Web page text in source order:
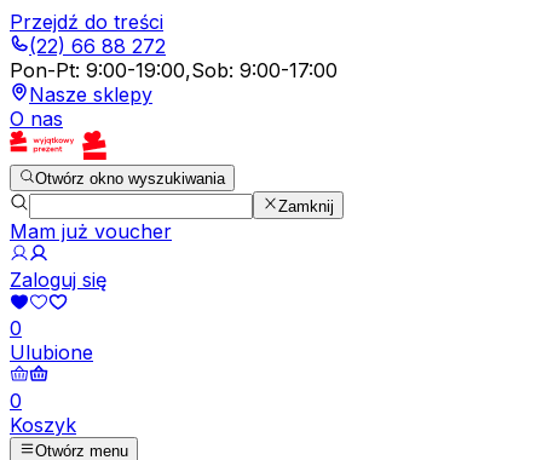
Przejdź do treści
(22) 66 88 272
Pon-Pt: 9:00-19:00,Sob: 9:00-17:00
Nasze sklepy
O nas
Otwórz okno wyszukiwania
Zamknij
Mam już voucher
Zaloguj się
0
Ulubione
0
Koszyk
Otwórz menu